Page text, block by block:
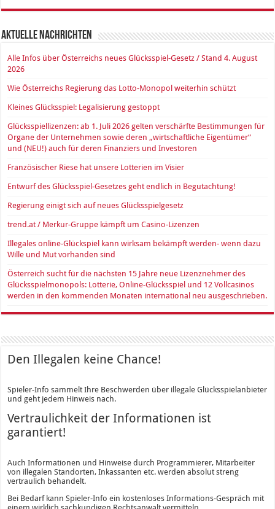
Aktuelle Nachrichten
Alle Infos über Österreichs neues Glücksspiel-Gesetz / Stand 4. August
2026
Wie Österreichs Regierung das Lotto-Monopol weiterhin schützt
Kleines Glücksspiel: Legalisierung gestoppt
Glücksspiellizenzen: ab 1. Juli 2026 gelten verschärfte Bestimmungen für
Organe der Unternehmen sowie deren „wirtschaftliche Eigentümer“
und (NEU!) auch für deren Finanziers und Investoren
Französischer Riese hat unsere Lotterien im Visier
Entwurf des Glücksspiel-Gesetzes geht endlich in Begutachtung!
Regierung einigt sich auf neues Glücksspielgesetz
trend.at / Merkur-Gruppe kämpft um Casino-Lizenzen
Illegales online-Glückspiel kann wirksam bekämpft werden- wenn dazu
Wille und Mut vorhanden sind
Österreich sucht für die nächsten 15 Jahre neue Lizenznehmer des
Glücksspielmonopols: Lotterie, Online-Glücksspiel und 12 Vollcasinos
werden in den kommenden Monaten international neu ausgeschrieben.
Den Illegalen keine Chance!
Spieler-Info sammelt Ihre Beschwerden über illegale Glücksspielanbieter
und geht jedem Hinweis nach.
Vertraulichkeit der Informationen ist
garantiert!
Auch Informationen und Hinweise durch Programmierer, Mitarbeiter
von illegalen Standorten, Inkassanten etc. werden absolut streng
vertraulich behandelt.
Bei Bedarf kann Spieler-Info ein kostenloses Informations-Gespräch mit